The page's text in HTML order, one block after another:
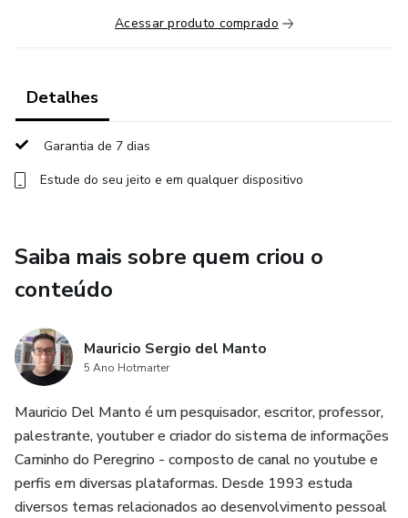
- A história do tarô:
- Introdução ao estudo da ligação do tarô com a Cabala,
astrologia, númerologia cabalistica, entre outros...
junto com o tarô)
- Varias formas de usar os arcanos maiores do tarô como
Bônus:
- Gravação das lives do curso ( Apocalipse & Tarô ) que
será feita no youtube.
Para mais informações por favor entre me contato com
professor:
Acessar produto comprado
Detalhes
Garantia de 7 dias
Estude do seu jeito e em qualquer dispositivo
Saiba mais sobre quem criou o
conteúdo
Mauricio Sergio del Manto
5 Ano Hotmarter
Mauricio Del Manto é um pesquisador, escritor, professor,
palestrante, youtuber e criador do sistema de informações
Caminho do Peregrino - composto de canal no youtube e
perfis em diversas plataformas. Desde 1993 estuda
diversos temas relacionados ao desenvolvimento pessoal